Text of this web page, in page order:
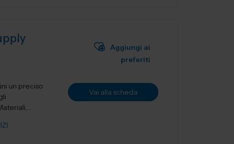
un preciso
Aggiungi ai
preferiti
Vai alla scheda